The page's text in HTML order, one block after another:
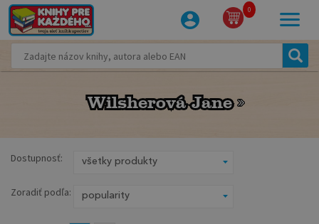
0
Wilsherová Jane
Wilsherová Jane
Dostupnosť:
Zoradiť podľa: